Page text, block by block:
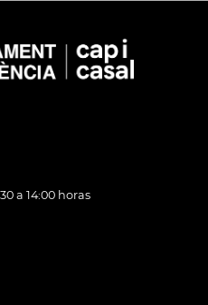
a 14:00 horas